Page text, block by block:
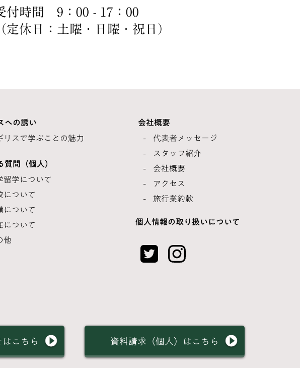
付時間 9：00 - 17：00
（定休日：土曜・日曜・祝日）
への誘い
リスで学ぶことの魅力
質問（個人）
留学について
について
について
について
他
会社概要
代表者メッセージ
スタッフ紹介
会社概要
アクセス
旅行業約款
個人情報の取り扱いについて
こちら 資料請求（個人）はこちら